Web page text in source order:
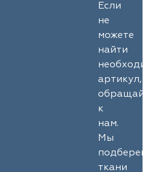
Если
не
можете
найти
артикул,
к
нам.
Мы
подберем
ткани